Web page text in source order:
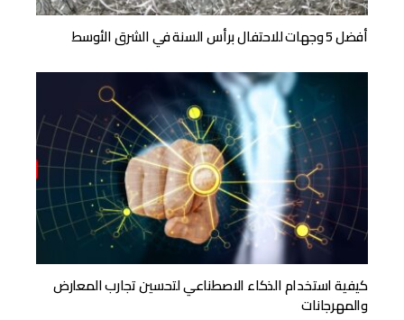
أفضل 5 وجهات للاحتفال برأس السنة في الشرق الأوسط
كيفية استخدام الذكاء الاصطناعي لتحسين تجارب المعارض
والمهرجانات